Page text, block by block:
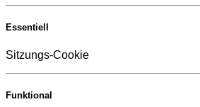
Essentiell
Sitzungs-Cookie
Funktional